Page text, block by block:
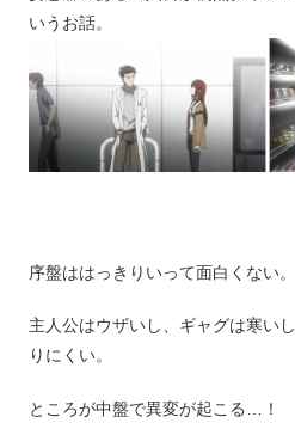
いうお話。
序盤ははっきりいって面白くない。
主人公はウザいし、ギャグは寒い
りにくい。
ところが中盤で異変が起こる…！